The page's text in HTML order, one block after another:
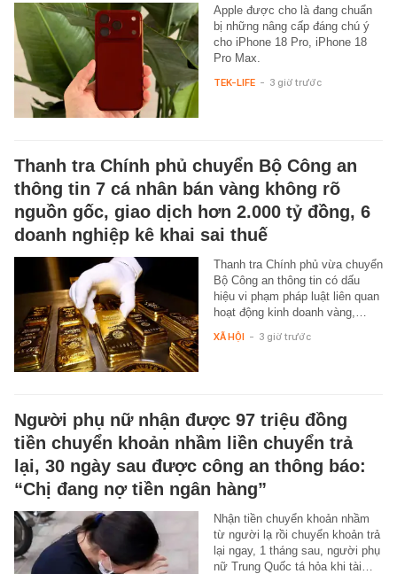
Apple được cho là đang chuẩn
bị những nâng cấp đáng chú ý
cho iPhone 18 Pro, iPhone 18
Pro Max.
TEK-LIFE - 3 giờ trước
Thanh tra Chính phủ chuyển Bộ Công an
thông tin 7 cá nhân bán vàng không rõ
nguồn gốc, giao dịch hơn 2.000 tỷ đồng, 6
doanh nghiệp kê khai sai thuế
Thanh tra Chính phủ vừa chuyển
Bộ Công an thông tin có dấu
hiệu vi phạm pháp luật liên quan
hoạt động kinh doanh vàng,…
XÃ HỘI - 3 giờ trước
Người phụ nữ nhận được 97 triệu đồng
tiền chuyển khoản nhầm liền chuyển trả
lại, 30 ngày sau được công an thông báo:
“Chị đang nợ tiền ngân hàng”
Nhận tiền chuyển khoản nhầm
từ người lạ rồi chuyển khoản trả
lại ngay, 1 tháng sau, người phụ
nữ Trung Quốc tá hỏa khi tài…